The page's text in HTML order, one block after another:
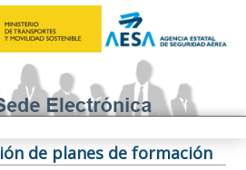
de planes de formación